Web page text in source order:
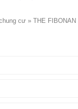
cư » THE FIBONAN